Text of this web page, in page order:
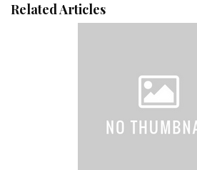
Related Articles